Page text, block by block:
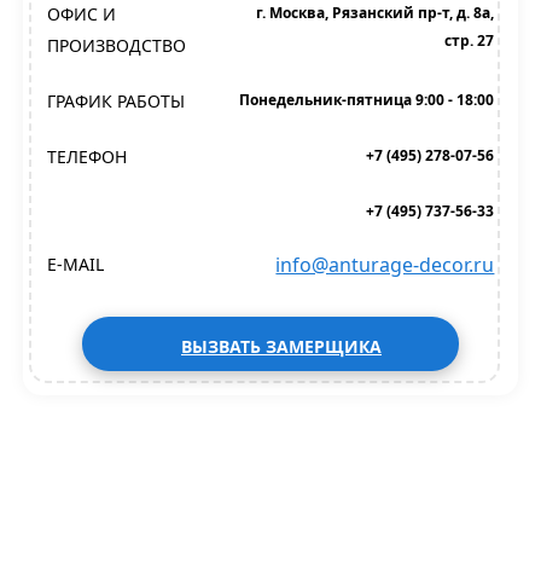
ОФИС И
ПРОИЗВОДСТВО
г. Москва, Рязанский пр-т, д. 8а,
стр. 27
ГРАФИК РАБОТЫ Понедельник-пятница 9:00 - 18:00
ТЕЛЕФОН +7 (495) 278-07-56
+7 (495) 737-56-33
E-MAIL info@anturage-decor.ru
ВЫЗВАТЬ ЗАМЕРЩИКА